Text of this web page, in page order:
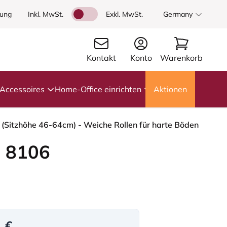
Inkl. MwSt. Exkl. MwSt. Germany
Kontakt Konto Warenkorb
Accessoires Home-Office einrichten Aktionen
46-64cm) - Weiche Rollen für harte Böden
8106